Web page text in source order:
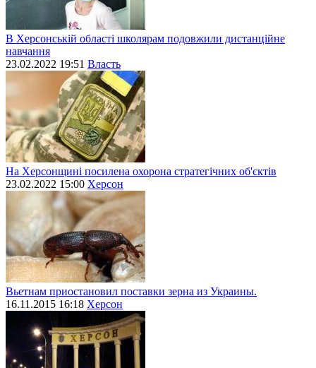
В Херсонській області школярам подовжили дистанційне
навчання
23.02.2022 19:51 Власть
На Херсонщині посилена охорона стратегічних об'єктів
23.02.2022 15:00 Херсон
Вьетнам приостановил поставки зерна из Украины.
16.11.2015 16:18 Херсон